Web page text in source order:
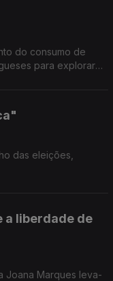
do consumo de
para explorar
das eleições,
a liberdade de
Joana Marques leva-